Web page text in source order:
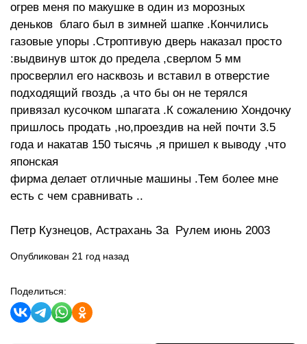
огрев меня по макушке в один из морозных
деньков благо был в зимней шапке .Кончились
газовые упоры .Строптивую дверь наказал просто
:выдвинув шток до предела ,сверлом 5 мм
просверлил его насквозь и вставил в отверстие
подходящий гвоздь ,а что бы он не терялся
привязал кусочком шпагата .К сожалению Хондочку
пришлось продать ,но,проездив на ней почти 3.5
года и накатав 150 тысячь ,я пришел к выводу ,что
японская
фирма делает отличные машины .Тем более мне
есть с чем сравнивать ..
Петр Кузнецов, Астрахань За Рулем июнь 2003
Опубликован 21 год назад
Поделиться: